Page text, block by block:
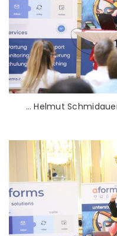
… Helmut